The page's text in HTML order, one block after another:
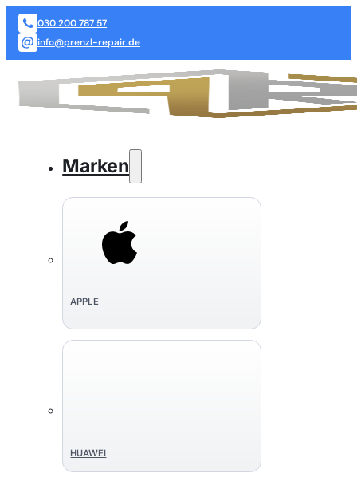
030 200 787 57
info@prenzl-repair.de
Marken
APPLE
HUAWEI